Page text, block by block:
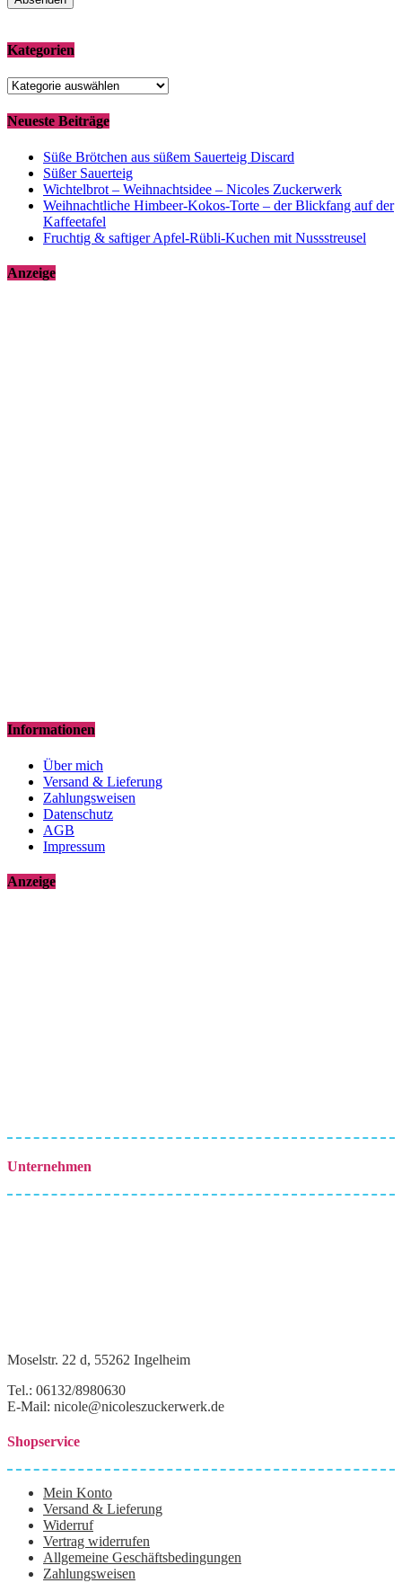
Kategorien
Kategorien
Neueste Beiträge
Süße Brötchen aus süßem Sauerteig Discard
Süßer Sauerteig
Wichtelbrot – Weihnachtsidee – Nicoles Zuckerwerk
Weihnachtliche Himbeer-Kokos-Torte – der Blickfang auf der
Kaffeetafel
Fruchtig & saftiger Apfel-Rübli-Kuchen mit Nussstreusel
Anzeige
Informationen
Über mich
Versand & Lieferung
Zahlungsweisen
Datenschutz
AGB
Impressum
Anzeige
Unternehmen
Moselstr. 22 d, 55262 Ingelheim
Tel.: 06132/8980630
E-Mail: nicole@nicoleszuckerwerk.de
Shopservice
Mein Konto
Versand & Lieferung
Widerruf
Vertrag widerrufen
Allgemeine Geschäftsbedingungen
Zahlungsweisen